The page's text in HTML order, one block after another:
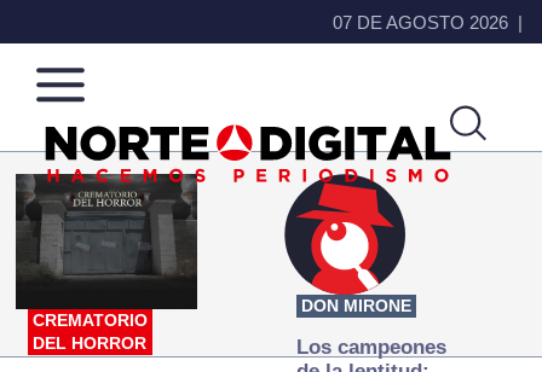
07 DE AGOSTO 2026
Norte
de
Ciudad
Más
que
noticias,
hacemos periodismo
CREMATORIO
DEL HORROR
DON MIRONE
Los campeones